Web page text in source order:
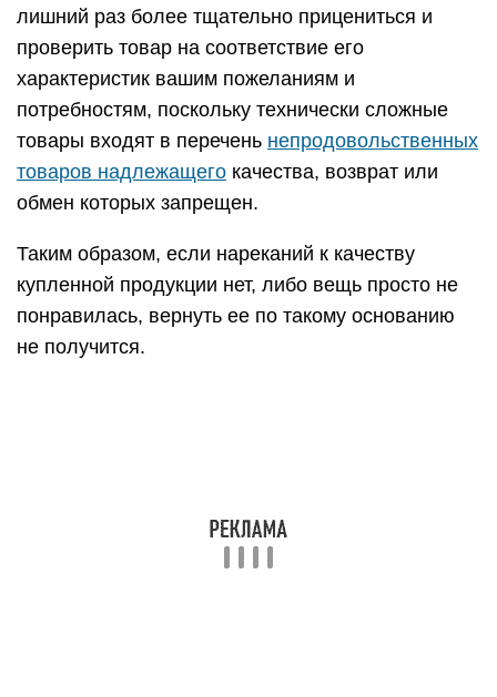
лишний раз более тщательно прицениться и
проверить товар на соответствие его
характеристик вашим пожеланиям и
потребностям, поскольку технически сложные
товары входят в перечень непродовольственных
товаров надлежащего качества, возврат или
обмен которых запрещен.
Таким образом, если нареканий к качеству
купленной продукции нет, либо вещь просто не
понравилась, вернуть ее по такому основанию
не получится.